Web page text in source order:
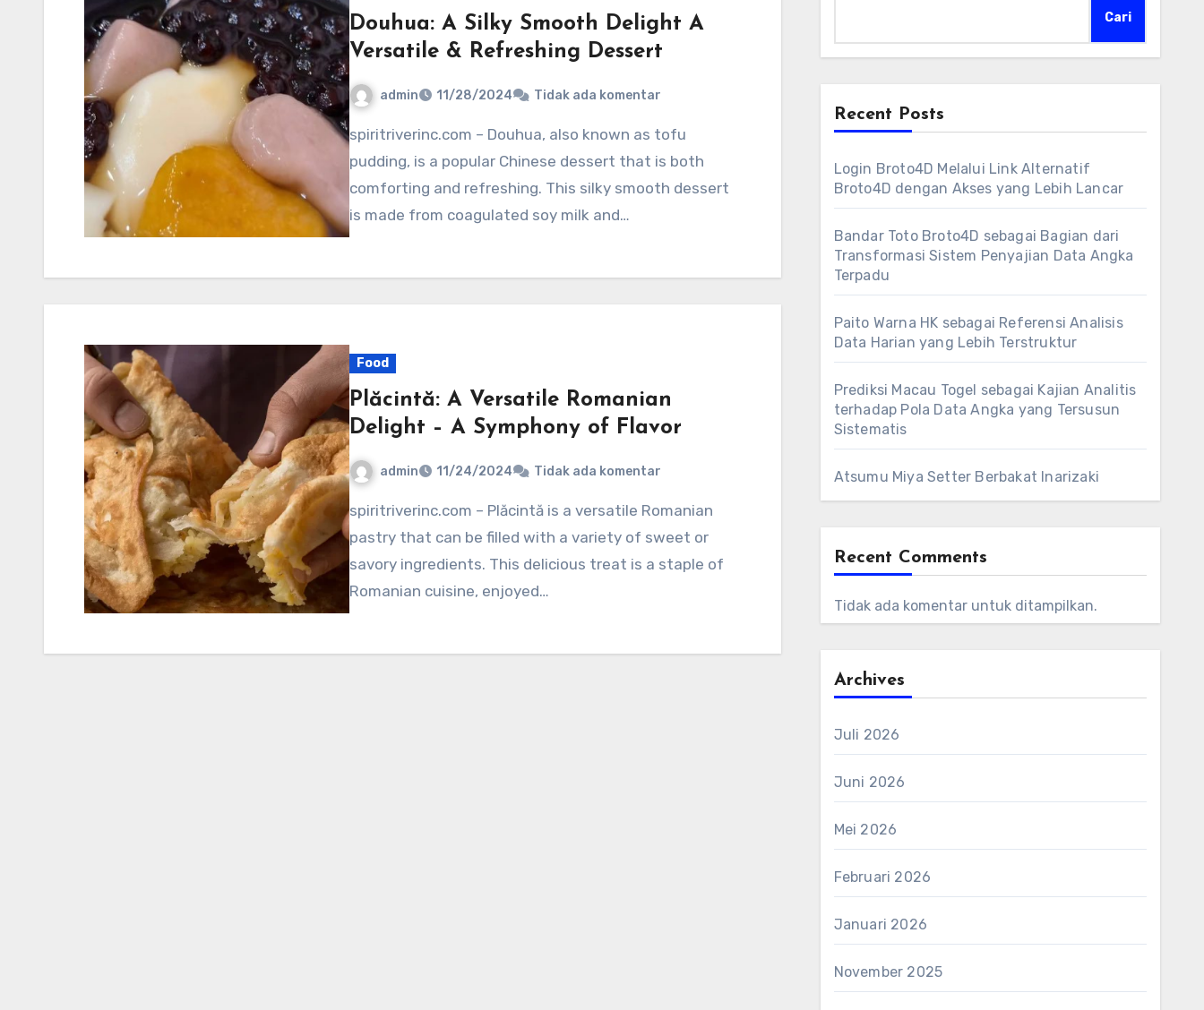
Douhua: A Silky Smooth Delight A
Versatile & Refreshing Dessert
admin 11/28/2024 Tidak ada komentar
spiritriverinc.com – Douhua, also known as tofu
pudding, is a popular Chinese dessert that is both
comforting and refreshing. This silky smooth dessert
is made from coagulated soy milk and…
Food
Plăcintă: A Versatile Romanian
Delight – A Symphony of Flavor
admin 11/24/2024 Tidak ada komentar
spiritriverinc.com – Plăcintă is a versatile Romanian
pastry that can be filled with a variety of sweet or
savory ingredients. This delicious treat is a staple of
Romanian cuisine, enjoyed…
Cari
Recent Posts
Login Broto4D Melalui Link Alternatif
Broto4D dengan Akses yang Lebih Lancar
Bandar Toto Broto4D sebagai Bagian dari
Transformasi Sistem Penyajian Data Angka
Terpadu
Paito Warna HK sebagai Referensi Analisis
Data Harian yang Lebih Terstruktur
Prediksi Macau Togel sebagai Kajian Analitis
terhadap Pola Data Angka yang Tersusun
Sistematis
Atsumu Miya Setter Berbakat Inarizaki
Recent Comments
Tidak ada komentar untuk ditampilkan.
Archives
Juli 2026
Juni 2026
Mei 2026
Februari 2026
Januari 2026
November 2025